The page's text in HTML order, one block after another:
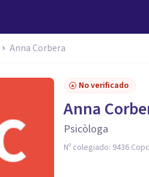
Anna Corbera
No verificado
Anna
Psicòloga
Nº colegiado: 9436 Copc